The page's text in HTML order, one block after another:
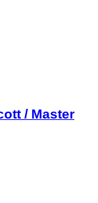
/ Master